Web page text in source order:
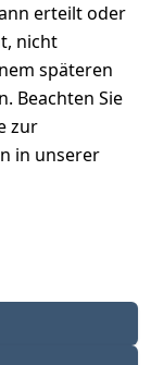
erteilt oder
nicht
späteren
Beachten Sie
zur
in unserer
Versanddie
nstleister
Post